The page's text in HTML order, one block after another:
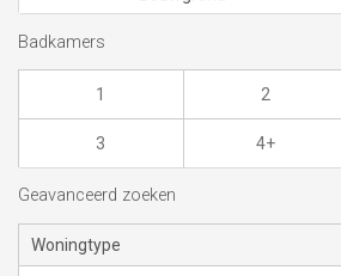
Badkamers
1 2
3 4+
Geavanceerd zoeken
Woningtype